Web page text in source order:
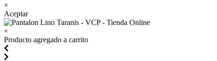
×
Aceptar
×
Producto agregado a carrito